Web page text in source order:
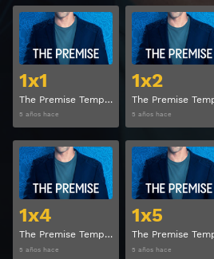
1x1
The Premise Temporada 1 Capitulo 1
5 años hace
Ver
1x2
5 años hace
1x4
The Premise Temporada 1 Capitulo 4
5 años hace
Ver
1x5
5 años hace